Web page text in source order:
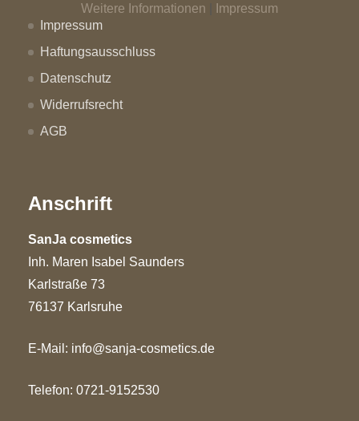
Impressum
Haftungsausschluss
Datenschutz
Widerrufsrecht
AGB
Anschrift
SanJa cosmetics
Inh. Maren Isabel Saunders
Karlstraße 73
76137 Karlsruhe
E-Mail: info@sanja-cosmetics.de
Telefon: 0721-9152530
Weitere Informationen Impressum